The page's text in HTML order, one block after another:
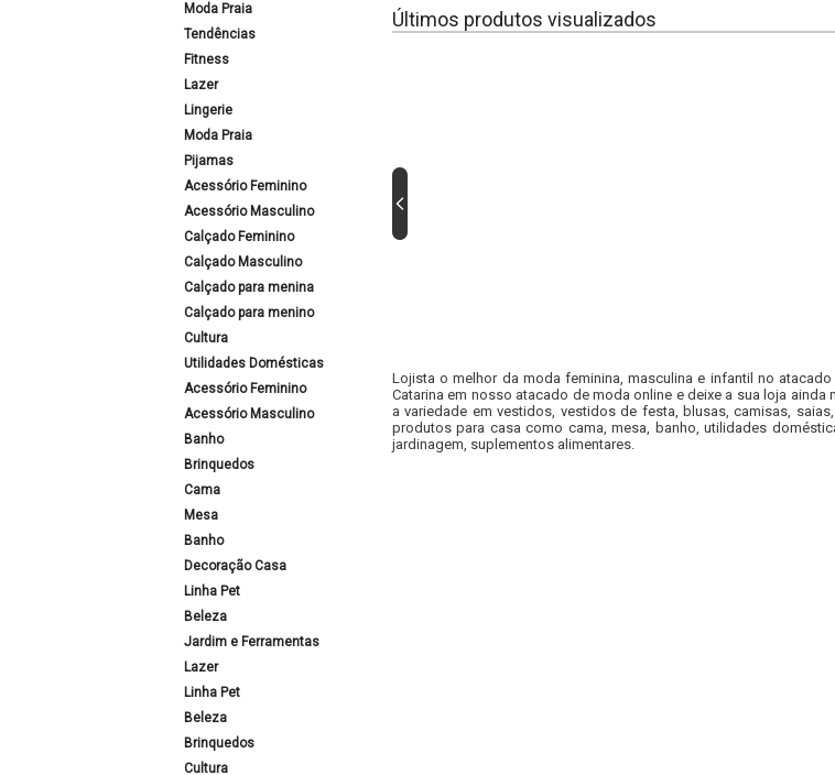
Moda Praia
Tendências
Fitness
Lazer
Lingerie
Moda Praia
Pijamas
Acessório Feminino
Acessório Masculino
Calçado Feminino
Calçado Masculino
Calçado para menina
Calçado para menino
Cultura
Utilidades Domésticas
Acessório Feminino
Acessório Masculino
Banho
Brinquedos
Cama
Mesa
Banho
Decoração Casa
Linha Pet
Beleza
Jardim e Ferramentas
Lazer
Linha Pet
Beleza
Brinquedos
Cultura
Últimos produtos visualizados
Lojista o melhor da moda feminina, masculina e infantil no
Catarina em nosso atacado de moda online e deixe a sua loja
a variedade em vestidos, vestidos de festa, blusas, camisas,
produtos para casa como cama, mesa, banho, utilidades
jardinagem, suplementos alimentares.